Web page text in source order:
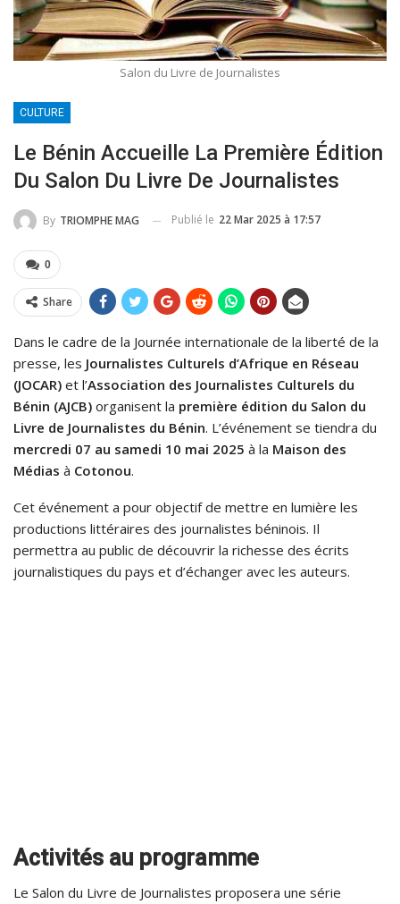
Salon du Livre de Journalistes
CULTURE
Le Bénin Accueille La Première Édition
Du Salon Du Livre De Journalistes
By TRIOMPHE MAG Publié le 22 Mar 2025 à 17:57
0
Share
Dans le cadre de la Journée internationale de la liberté de la
presse, les Journalistes Culturels d’Afrique en Réseau
(JOCAR) et l’Association des Journalistes Culturels du
Bénin (AJCB) organisent la première édition du Salon du
Livre de Journalistes du Bénin. L’événement se tiendra du
mercredi 07 au samedi 10 mai 2025 à la Maison des
Médias à Cotonou.
Cet événement a pour objectif de mettre en lumière les
productions littéraires des journalistes béninois. Il
permettra au public de découvrir la richesse des écrits
journalistiques du pays et d’échanger avec les auteurs.
Activités au programme
Le Salon du Livre de Journalistes proposera une série